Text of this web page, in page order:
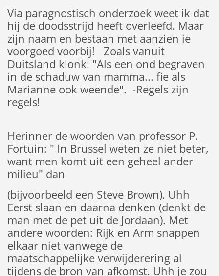
Via paragnostisch onderzoek weet ik dat
hij de doodsstrijd heeft overleefd. Maar
zijn naam en bestaan met aanzien ie
voorgoed voorbij! Zoals vanuit
Duitsland klonk: "Als een ond begraven
in de schaduw van mamma... fie als
Marianne ook weende". -Regels zijn
regels!
Herinner de woorden van professor P.
Fortuin: " In Brussel weten ze niet beter,
want men komt uit een geheel ander
milieu" dan
(bijvoorbeeld een Steve Brown). Uhh
Eerst slaan en daarna denken (denkt de
man met de pet uit de Jordaan). Met
andere woorden: Rijk en Arm snappen
elkaar niet vanwege de
maatschappelijke verwijderering al
tijdens de bron van afkomst. Uhh je zou